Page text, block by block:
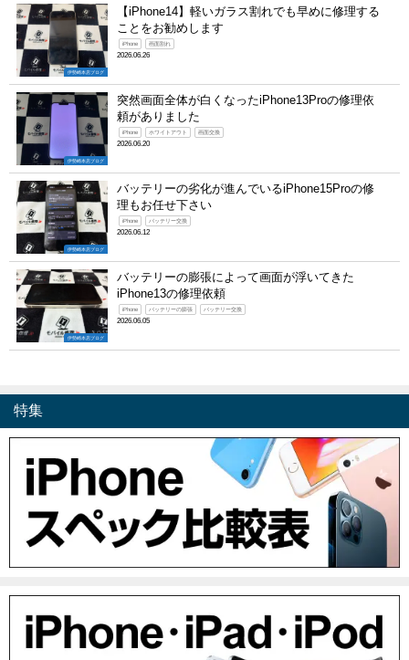
伊勢崎本店ブログ
【iPhone14】軽いガラス割れでも早めに修理する
ことをお勧めします
iPhone 画面割れ
2026.06.26
伊勢崎本店ブログ
突然画面全体が白くなったiPhone13Proの修理依
頼がありました
iPhone ホワイトアウト 画面交換
2026.06.20
伊勢崎本店ブログ
バッテリーの劣化が進んでいるiPhone15Proの修
理もお任せ下さい
iPhone バッテリー交換
2026.06.12
伊勢崎本店ブログ
バッテリーの膨張によって画面が浮いてきた
iPhone13の修理依頼
iPhone バッテリーの膨張 バッテリー交換
2026.06.05
特集